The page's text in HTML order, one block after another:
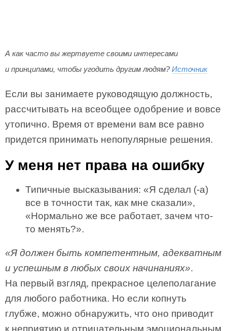
А как часто вы жертвуете своими интересами
и принципами, чтобы угодить другим людям?Источник
Если вы занимаете руководящую должность,
рассчитывать на всеобщее одобрение и вовсе
утопично. Время от времени вам все равно
придется принимать непопулярные решения.
У меня нет права на ошибку
Типичные высказывания: «Я сделал (-а)
все в точности так, как мне сказали»,
«Нормально же все работает, зачем что-
то менять?».
«Я должен быть компетентным, адекватным
и успешным в любых своих начинаниях».
На первый взгляд, прекрасное целеполагание
для любого работника. Но если копнуть
глубже, можно обнаружить, что оно приводит
к неприятию и отрицательным эмоциональным